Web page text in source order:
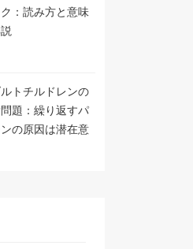
：読み方と意味
トチルドレンの
題：繰り返すパ
の原因は潜在意